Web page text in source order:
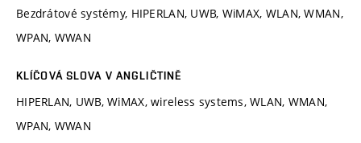
Bezdrátové systémy, HIPERLAN, UWB, WiMAX, WLAN, WMAN,
WPAN, WWAN
KLÍČOVÁ SLOVA V ANGLIČTINĚ
HIPERLAN, UWB, WiMAX, wireless systems, WLAN, WMAN,
WPAN, WWAN